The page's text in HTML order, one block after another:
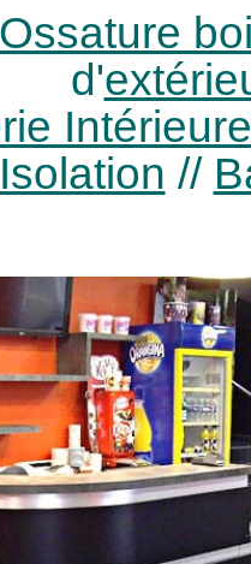
d'
Intérieure
Isolation //